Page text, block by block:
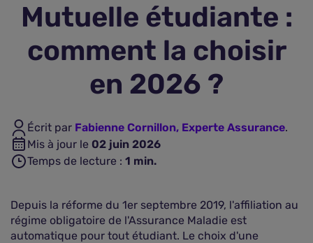
Assurance vie
Plus d'assurances
Mutuelle étudiante :
comment la choisir
en 2026 ?
Écrit par Fabienne Cornillon, Experte Assurance.
Mis à jour le 02 juin 2026
Temps de lecture : 1 min.
Depuis la réforme du 1er septembre 2019, l'affiliation au
régime obligatoire de l'Assurance Maladie est
automatique pour tout étudiant. Le choix d'une